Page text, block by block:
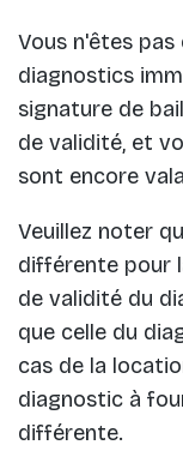
Vous n'êtes
diagnostics
signature de
de validité, et
sont encore
Veuillez noter
différente pour
de validité du
que celle du
cas de la
diagnostic à
différente.